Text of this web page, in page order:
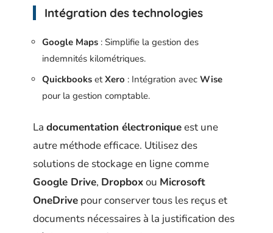
Intégration des technologies
Google Maps : Simplifie la gestion des
indemnités kilométriques.
Quickbooks etXero : Intégration avec Wise
pour la gestion comptable.
La documentation électroniqueest une
autre méthode efficace. Utilisez des
solutions de stockage en ligne comme
Google Drive, Dropboxou Microsoft
OneDrive pour conserver tous les reçus et
documents nécessaires à la justification des